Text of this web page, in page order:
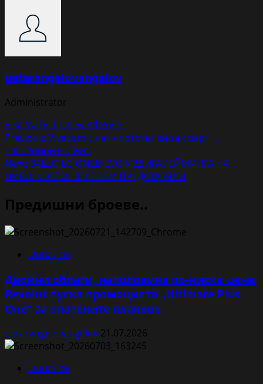
petarangelovangelov
Administrator
Visit WebsiteView All Posts
Post
navigation
Previous: Vivacom с летни отстъпки за смарт
часовници Huawei
Next: ЗАЩО LG QNED EVO ИЗДИГА ГЕЙМИНГА НА
НИВО, КОЕТО НЕ СТЕ СИ ПРЕДСТАВЯЛИ
Предишни броеве..
Финанси
Двойни облаги, наполовина по-ниска цена:
Revolut пуска промоцията „Ultimate Plus
One“ за платените планове
petarangelovangelov 21.07.2026
Финанси